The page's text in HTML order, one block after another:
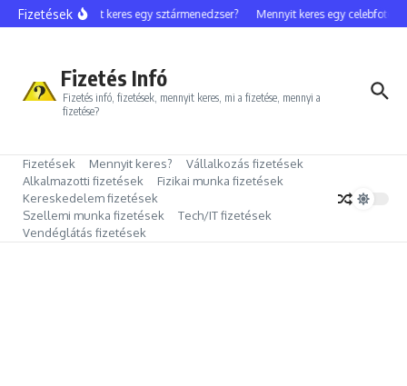
Ugrás a tartalomhoz
FizetésekMennyit keres egy sztármenedzser? Mennyit keres egy celebfotós?
Fizetés Infó
Fizetés infó, fizetések, mennyit keres, mi a fizetése, mennyi a
fizetése?
Fizetések Mennyit keres?
Vállalkozás fizetések
Alkalmazotti fizetések
Fizikai munka fizetések
Kereskedelem fizetések
Szellemi munka fizetések
Tech/IT fizetések
Vendéglátás fizetések